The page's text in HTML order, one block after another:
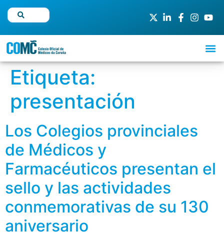
Etiqueta:
presentación
Los Colegios provinciales
de Médicos y
Farmacéuticos presentan el
sello y las actividades
conmemorativas de su 130
aniversario